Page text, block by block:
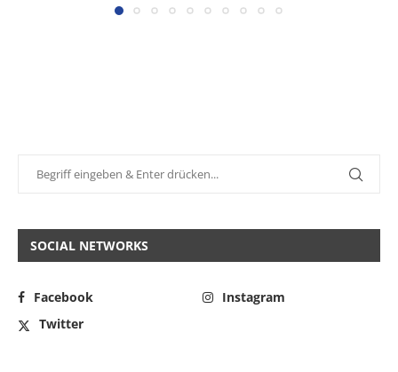
SOCIAL NETWORKS
Facebook
Instagram
Twitter